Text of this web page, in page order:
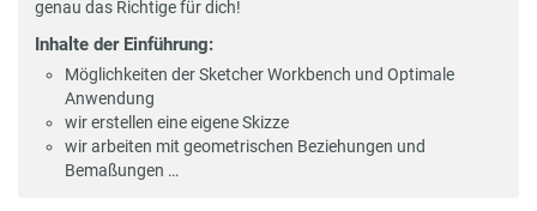
genau das Richtige für dich!
Inhalte der Einführung:
Möglichkeiten der Sketcher Workbench und Optimale
Anwendung
wir erstellen eine eigene Skizze
wir arbeiten mit geometrischen Beziehungen und
Bemaßungen …